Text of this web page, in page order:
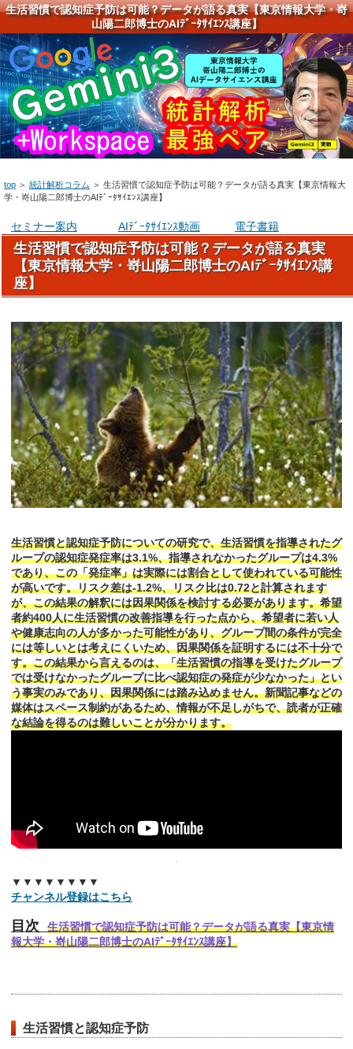
生活習慣で認知症予防は可能？データが語る真実【東京情報大学・嵜
山陽二郎博士のAIﾃﾞｰﾀｻｲｴﾝｽ講座】
top ＞ 統計解析コラム ＞ 生活習慣で認知症予防は可能？データが語る真実【東京情報大
学・嵜山陽二郎博士のAIﾃﾞｰﾀｻｲｴﾝｽ講座】
セミナー案内 AIﾃﾞｰﾀｻｲｴﾝｽ動画 電子書籍
生活習慣で認知症予防は可能？データが語る真実
【東京情報大学・嵜山陽二郎博士のAIﾃﾞｰﾀｻｲｴﾝｽ講
座】
生活習慣と認知症予防についての研究で、生活習慣を指導されたグ
ループの認知症発症率は3.1%、指導されなかったグループは4.3%
であり、この「発症率」は実際には割合として使われている可能性
が高いです。リスク差は-1.2%、リスク比は0.72と計算されます
が、この結果の解釈には因果関係を検討する必要があります。希望
者約400人に生活習慣の改善指導を行った点から、希望者に若い人
や健康志向の人が多かった可能性があり、グループ間の条件が完全
には等しいとは考えにくいため、因果関係を証明するには不十分で
す。この結果から言えるのは、「生活習慣の指導を受けたグループ
では受けなかったグループに比べ認知症の発症が少なかった」とい
う事実のみであり、因果関係には踏み込めません。新聞記事などの
媒体はスペース制約があるため、情報が不足しがちで、読者が正確
な結論を得るのは難しいことが分かります。
▼▼▼▼▼▼▼▼
チャンネル登録はこちら
目次
生活習慣で認知症予防は可能？データが語る真実【東京情
報大学・嵜山陽二郎博士のAIﾃﾞｰﾀｻｲｴﾝｽ講座】
生活習慣と認知症予防